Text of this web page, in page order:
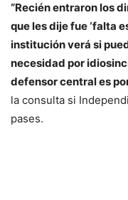
“Recién entraron los
que les dije fue ‘falta
institución verá si
necesidad por
defensor central es
la consulta si
pases.